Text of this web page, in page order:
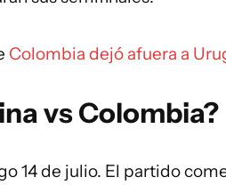
Colombia dejó afuera a
vs Colombia?
14 de julio. El partido